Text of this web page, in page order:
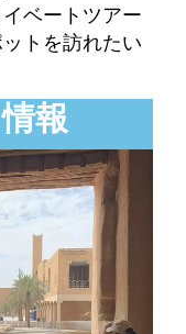
ベートツアー
トを訪れたい
報